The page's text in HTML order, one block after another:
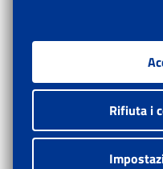
Rifiuta i